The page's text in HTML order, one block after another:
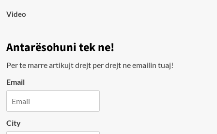
Video
Antarësohuni tek ne!
Per te marre artikujt drejt per drejt ne emailin tuaj!
Email
City